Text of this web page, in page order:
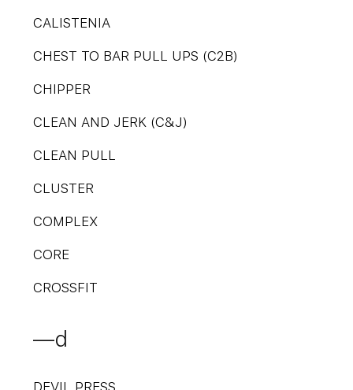
CALISTENIA
CHEST TO BAR PULL UPS (C2B)
CHIPPER
CLEAN AND JERK (C&J)
CLEAN PULL
CLUSTER
COMPLEX
CORE
CROSSFIT
—d
DEVIL PRESS